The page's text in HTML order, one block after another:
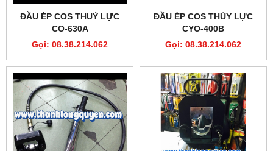
ĐẦU ÉP COS THUỶ LỰC
CO-630A
Gọi: 08.38.214.062
ĐẦU ÉP COS THỦY LỰC
CYO-400B
Gọi: 08.38.214.062